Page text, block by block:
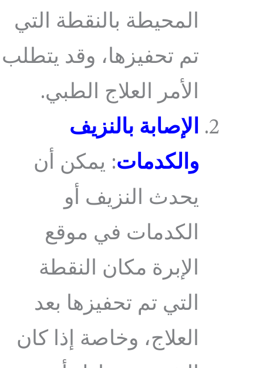
المحيطة بالنقطة التي
تم تحفيزها، وقد يتطلب
الأمر العلاج الطبي.
الإصابة بالنزيف
والكدمات: يمكن أن
يحدث النزيف أو
الكدمات في موقع
الإبرة مكان النقطة
التي تم تحفيزها بعد
العلاج، وخاصة إذا كان